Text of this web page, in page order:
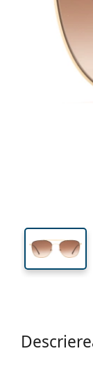
45 mm
Înălțime